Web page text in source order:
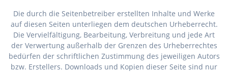
Die durch die Seitenbetreiber erstellten Inhalte und Werke
auf diesen Seiten unterliegen dem deutschen Urheberrecht.
Die Vervielfältigung, Bearbeitung, Verbreitung und jede Art
der Verwertung außerhalb der Grenzen des Urheberrechtes
bedürfen der schriftlichen Zustimmung des jeweiligen Autors
bzw. Erstellers. Downloads und Kopien dieser Seite sind nur